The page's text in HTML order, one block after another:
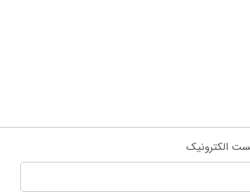
الکترونیک